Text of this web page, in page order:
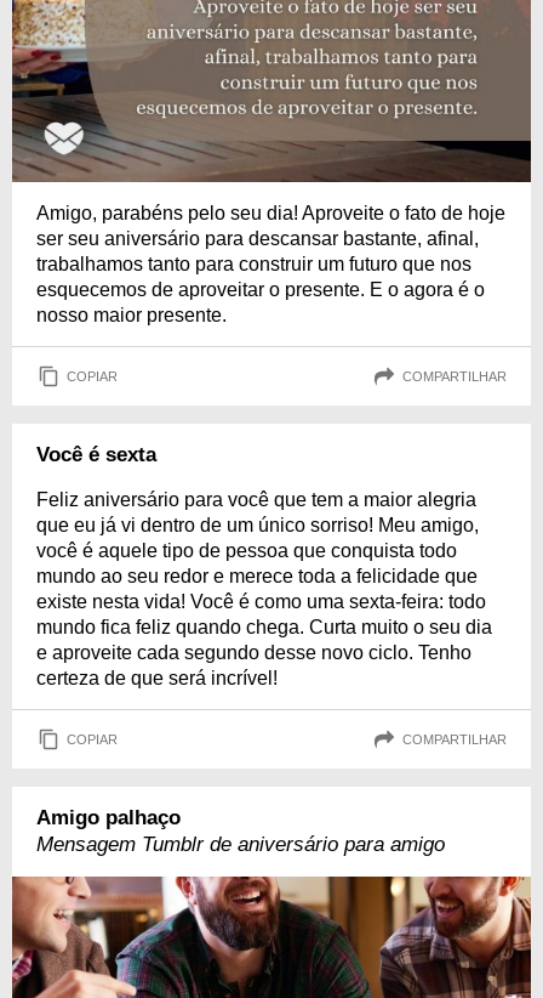
Amigo, parabéns pelo seu dia! Aproveite o fato de hoje
ser seu aniversário para descansar bastante, afinal,
trabalhamos tanto para construir um futuro que nos
esquecemos de aproveitar o presente. E o agora é o
nosso maior presente.
COPIAR COMPARTILHAR
Você é sexta
Feliz aniversário para você que tem a maior alegria
que eu já vi dentro de um único sorriso! Meu amigo,
você é aquele tipo de pessoa que conquista todo
mundo ao seu redor e merece toda a felicidade que
existe nesta vida! Você é como uma sexta-feira: todo
mundo fica feliz quando chega. Curta muito o seu dia
e aproveite cada segundo desse novo ciclo. Tenho
certeza de que será incrível!
COPIAR COMPARTILHAR
Amigo palhaço
Mensagem Tumblr de aniversário para amigo